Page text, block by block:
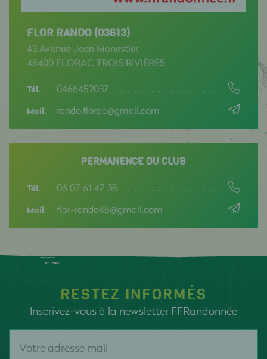
FLOR RANDO (03613)
43 Avenue Jean Monestier,
48400 FLORAC TROIS RIVIÈRES
Tél. 0466452037
Mail. rando.florac@gmail.com
PERMANENCE DU CLUB
Tél. 06 07 61 47 38
Mail. flor-rando48@gmail.com
RESTEZ INFORMÉS
Inscrivez-vous à la newsletter FFRandonnée